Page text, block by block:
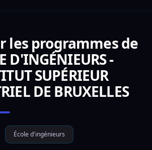
les programmes de
D'INGÉNIEURS -
SUPÉRIEUR
DE BRUXELLES
École d'ingénieurs